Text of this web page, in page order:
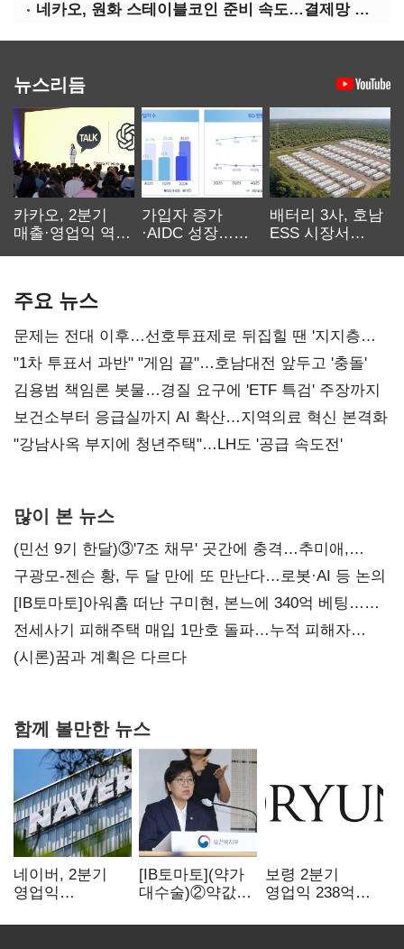
네카오, 원화 스테이블코인 준비 속도…결제망 안전장치 확보 과제
뉴스리듬
카카오, 2분기
매출·영업익 역대
가입자 증가
·AIDC 성장…
배터리 3사, 호남
ESS 시장서
주요 뉴스
문제는 전대 이후…선호투표제로 뒤집힐 땐 '지지층
불복'
"1차 투표서 과반" "게임 끝"…호남대전 앞두고 '충돌'
김용범 책임론 봇물…경질 요구에 'ETF 특검' 주장까지
보건소부터 응급실까지 AI 확산…지역의료 혁신 본격화
"강남사옥 부지에 청년주택"…LH도 '공급 속도전'
많이 본 뉴스
(민선 9기 한달)③'7조 채무' 곳간에 충격…추미애,
20년만에 '비상재정' 선언 승부수
구광모-젠슨 황, 두 달 만에 또 만난다…로봇·AI 등 논의
[IB토마토]아워홈 떠난 구미현, 본느에 340억 베팅…
가족 지배체제 구축
전세사기 피해주택 매입 1만호 돌파…누적 피해자
4만278명
(시론)꿈과 계획은 다르다
함께 볼만한 뉴스
네이버, 2분기
영업익
전년비 0.2%
[IB토마토](약가
대수술)②약값
축소…제약업계
보령 2분기
영업익 238억…